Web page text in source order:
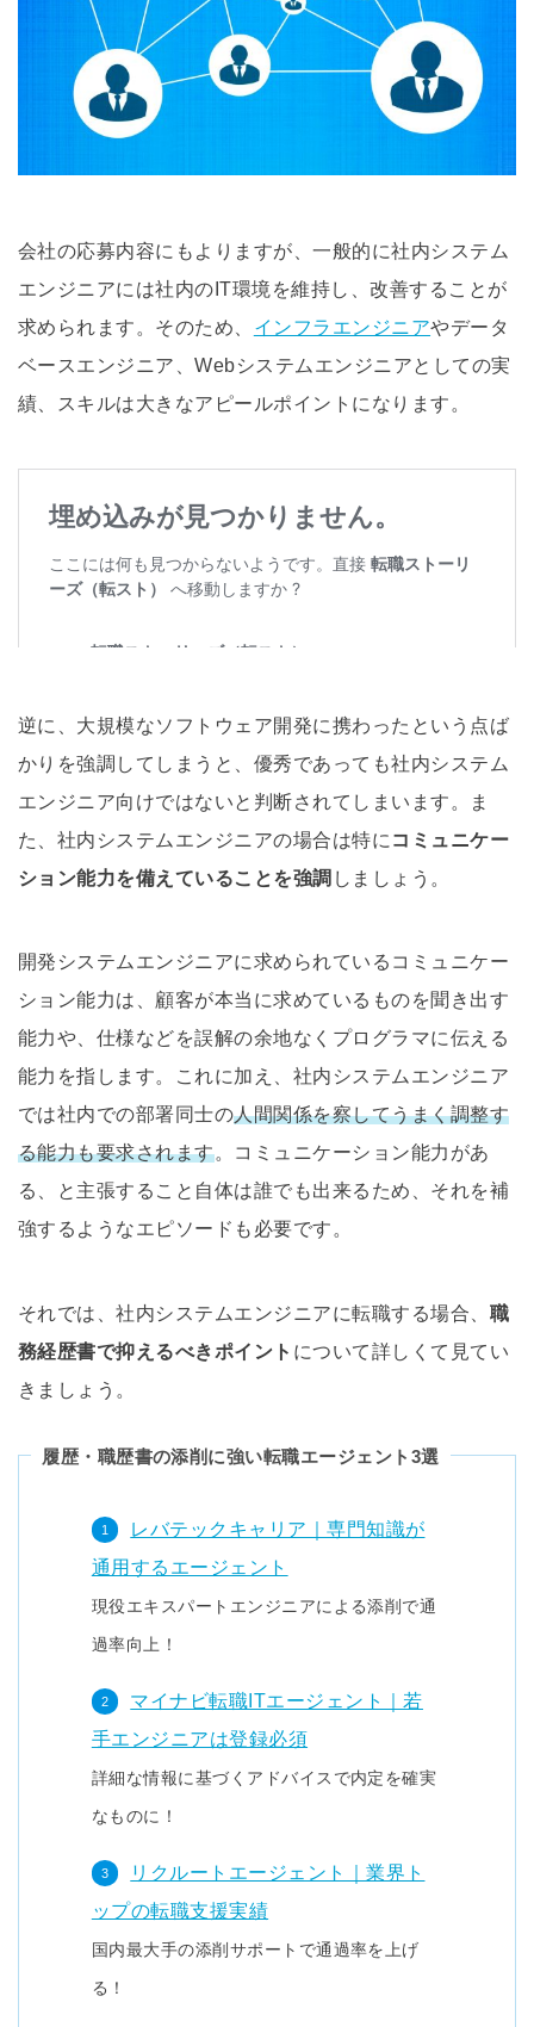
会社の応募内容にもよりますが、一般的に社内システム
エンジニアには社内のIT環境を維持し、改善することが
求められます。そのため、 インフラエンジニアやデータ
ベースエンジニア、Webシステムエンジニアとしての実
績、スキルは大きなアピールポイントになります。
逆に、大規模なソフトウェア開発に携わったという点ば
かりを強調してしまうと、優秀であっても社内システム
エンジニア向けではないと判断されてしまいます。ま
た、社内システムエンジニアの場合は特に コミュニケー
ション能力を備えていることを強調 しましょう。
開発システムエンジニアに求められているコミュニケー
ション能力は、顧客が本当に求めているものを聞き出す
能力や、仕様などを誤解の余地なくプログラマに伝える
能力を指します。これに加え、社内システムエンジニア
では社内での部署同士の人間関係を察してうまく調整す
る能力も要求されます。コミュニケーション能力があ
る、と主張すること自体は誰でも出来るため、それを補
強するようなエピソードも必要です。
それでは、社内システムエンジニアに転職する場合、 職
務経歴書で抑えるべきポイント について詳しくて見てい
きましょう。
履歴・職歴書の添削に強い転職エージェント3選
レバテックキャリア｜専門知識が
通用するエージェント
現役エキスパートエンジニアによる添削で通
過率向上！
マイナビ転職ITエージェント｜若
手エンジニアは登録必須
詳細な情報に基づくアドバイスで内定を確実
なものに！
リクルートエージェント｜業界ト
ップの転職支援実績
国内最大手の添削サポートで通過率を上げ
る！